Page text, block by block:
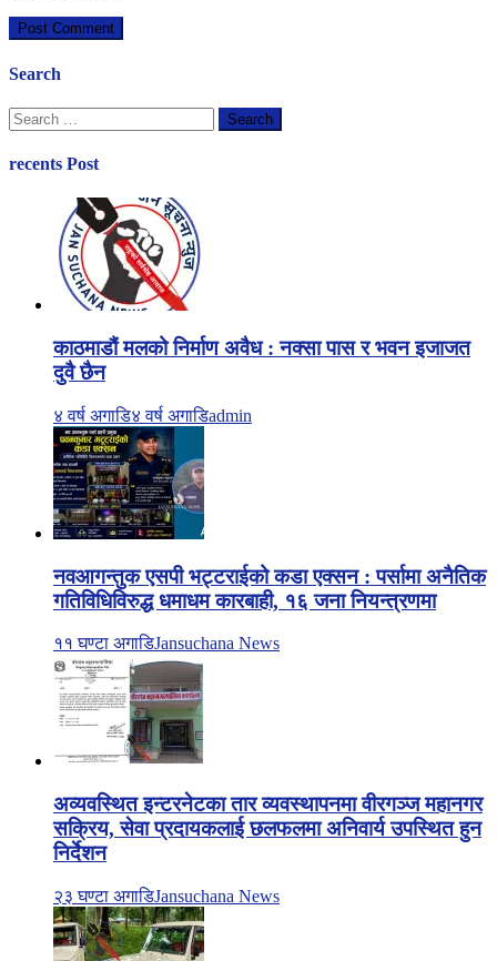
Search
Search
for:
recents Post
काठमाडौं मलको निर्माण अवैध : नक्सा पास र भवन इजाजत
दुवै छैन
४ वर्ष अगाडि४ वर्ष अगाडिadmin
नवआगन्तुक एसपी भट्टराईको कडा एक्सन : पर्सामा अनैतिक
गतिविधिविरुद्ध धमाधम कारबाही, १६ जना नियन्त्रणमा
११ घण्टा अगाडिJansuchana News
अव्यवस्थित इन्टरनेटका तार व्यवस्थापनमा वीरगञ्ज महानगर
सक्रिय, सेवा प्रदायकलाई छलफलमा अनिवार्य उपस्थित हुन
निर्देशन
२३ घण्टा अगाडिJansuchana News